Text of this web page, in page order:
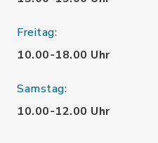
Freitag:
10.00-18.00 Uhr
Samstag:
10.00-12.00 Uhr